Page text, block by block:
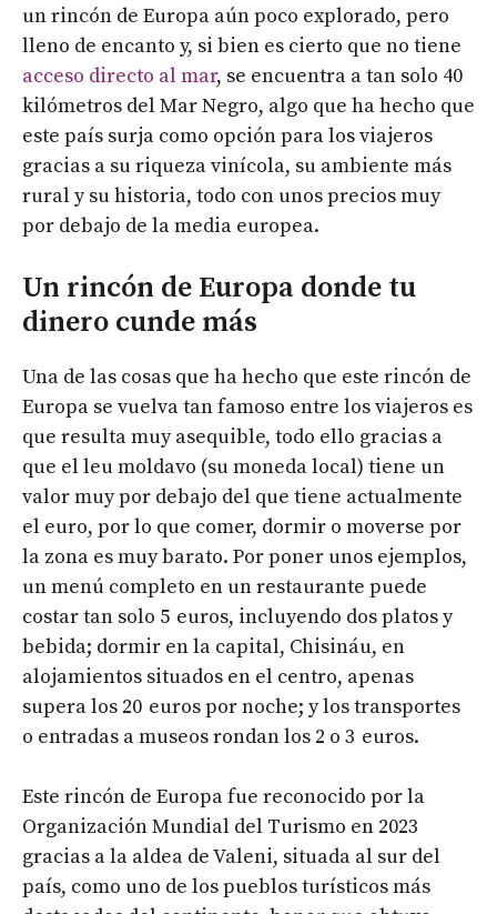
un rincón de Europa aún poco explorado, pero
lleno de encanto y, si bien es cierto que no tiene
acceso directo al mar, se encuentra a tan solo 40
kilómetros del Mar Negro, algo que ha hecho que
este país surja como opción para los viajeros
gracias a su riqueza vinícola, su ambiente más
rural y su historia, todo con unos precios muy
por debajo de la media europea.
Un rincón de Europa donde tu
dinero cunde más
Una de las cosas que ha hecho que este rincón de
Europa se vuelva tan famoso entre los viajeros es
que resulta muy asequible, todo ello gracias a
que el leu moldavo (su moneda local) tiene un
valor muy por debajo del que tiene actualmente
el euro, por lo que comer, dormir o moverse por
la zona es muy barato. Por poner unos ejemplos,
un menú completo en un restaurante puede
costar tan solo 5 euros, incluyendo dos platos y
bebida; dormir en la capital, Chisináu, en
alojamientos situados en el centro, apenas
supera los 20 euros por noche; y los transportes
o entradas a museos rondan los 2 o 3 euros.
Este rincón de Europa fue reconocido por la
Organización Mundial del Turismo en 2023
gracias a la aldea de Valeni, situada al sur del
país, como uno de los pueblos turísticos más